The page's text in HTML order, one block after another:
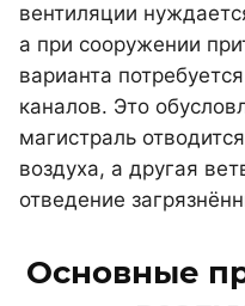
вентиляции
а при сооружении
варианта
каналов. Это
магистраль
воздуха, а другая
отведение
Основные